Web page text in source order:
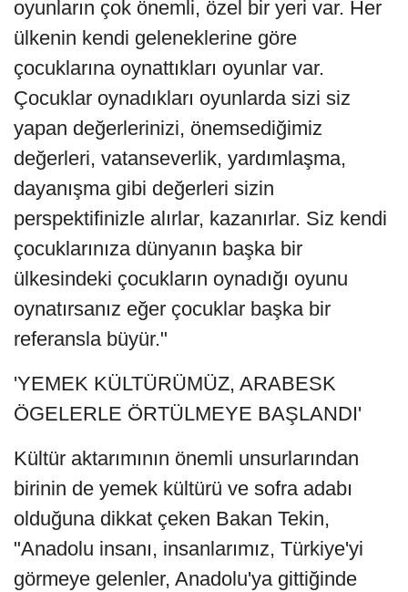
oyunların çok önemli, özel bir yeri var. Her
ülkenin kendi geleneklerine göre
çocuklarına oynattıkları oyunlar var.
Çocuklar oynadıkları oyunlarda sizi siz
yapan değerlerinizi, önemsediğimiz
değerleri, vatanseverlik, yardımlaşma,
dayanışma gibi değerleri sizin
perspektifinizle alırlar, kazanırlar. Siz kendi
çocuklarınıza dünyanın başka bir
ülkesindeki çocukların oynadığı oyunu
oynatırsanız eğer çocuklar başka bir
referansla büyür."
'YEMEK KÜLTÜRÜMÜZ, ARABESK
ÖGELERLE ÖRTÜLMEYE BAŞLANDI'
Kültür aktarımının önemli unsurlarından
birinin de yemek kültürü ve sofra adabı
olduğuna dikkat çeken Bakan Tekin,
"Anadolu insanı, insanlarımız, Türkiye'yi
görmeye gelenler, Anadolu'ya gittiğinde